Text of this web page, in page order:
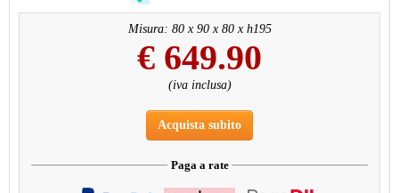
Misura: 80 x 90 x 80 x h195
€ 649.90
(iva inclusa)
Acquista subito
Paga a rate